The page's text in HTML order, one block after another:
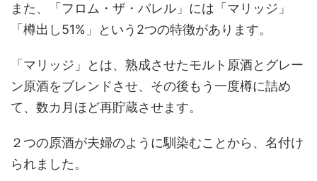
また、「フロム・ザ・バレル」には「マリッジ」
「樽出し51%」という2つの特徴があります。
「マリッジ」とは、熟成させたモルト原酒とグレー
ン原酒をブレンドさせ、その後もう一度樽に詰め
て、数カ月ほど再貯蔵させます。
２つの原酒が夫婦のように馴染むことから、名付け
られました。